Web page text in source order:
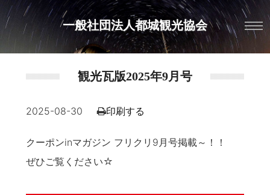
一般社団法人都城観光協会
観光瓦版2025年9月号
2025-08-30 印刷する
クーポンinマガジン フリクリ9月号掲載～！！
ぜひご覧ください☆